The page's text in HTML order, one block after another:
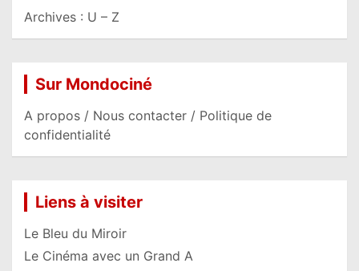
Archives : U – Z
Sur Mondociné
A propos / Nous contacter / Politique de
confidentialité
Liens à visiter
Le Bleu du Miroir
Le Cinéma avec un Grand A